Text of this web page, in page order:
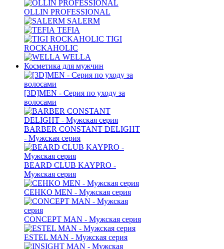
OLLIN PROFESSIONAL
SALERM
TEFIA
TIGI
ROCKAHOLIC
WELLA
Косметика для мужчин
[3D]MEN - Серия по уходу за
волосами
BARBER CONSTANT DELIGHT
- Мужская серия
BEARD CLUB KAYPRO -
Мужская серия
CEHKO MEN - Мужская серия
CONCEPT MAN - Мужская серия
ESTEL MAN - Мужская серия